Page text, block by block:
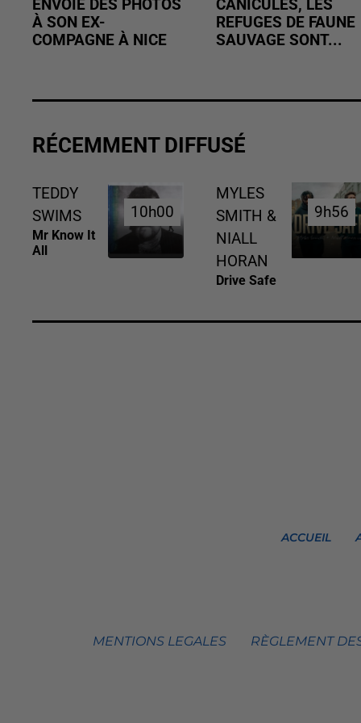
ENVOIE DES PHOTOS
À SON EX-
COMPAGNE À NICE
CANICULES, LES
REFUGES DE FAUNE
SAUVAGE SONT...
RÉCEMMENT DIFFUSÉ
TEDDY
SWIMS
Mr Know It
All
10h00
10h00
MYLES
SMITH &
NIALL
HORAN
Drive Safe
9h56
9h56
ACCUEIL
MENTIONS LEGALES RÈGLEMENT